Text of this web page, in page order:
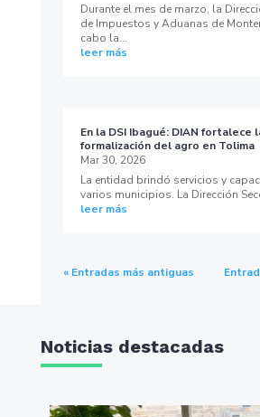
Durante el mes de marzo, la
de Impuestos y Aduanas de
cabo la...
leer más
En la DSI Ibagué: DIAN fortalece
formalización del agro en Tolima
Mar 30, 2026
La entidad brindó servicios y
varios municipios. La Dirección
leer más
« Entradas más antiguas
Noticias destacadas